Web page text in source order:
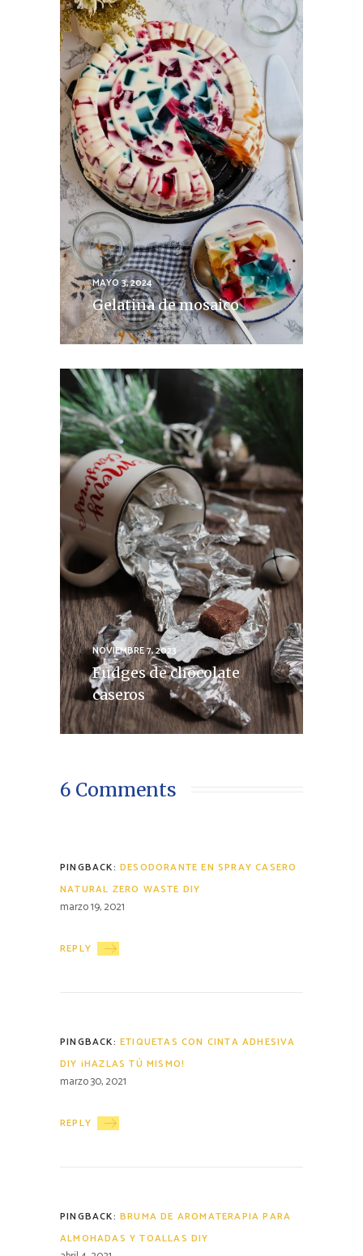
MAYO 3, 2024
Gelatina de mosaico
NOVIEMBRE 7, 2023
Fudges de chocolate
caseros
6 Comments
PINGBACK: DESODORANTE EN SPRAY CASERO
NATURAL ZERO WASTE DIY
marzo 19, 2021
REPLY
PINGBACK: ETIQUETAS CON CINTA ADHESIVA
DIY ¡HAZLAS TÚ MISMO!
marzo 30, 2021
REPLY
PINGBACK: BRUMA DE AROMATERAPIA PARA
ALMOHADAS Y TOALLAS DIY